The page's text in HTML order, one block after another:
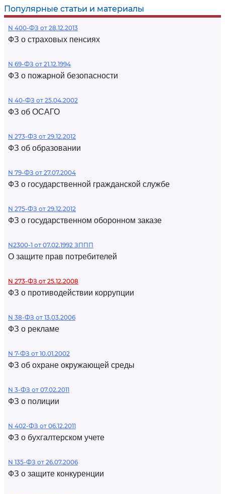
Популярные статьи и материалы
N 400-ФЗ от 28.12.2013
ФЗ о страховых пенсиях
N 69-ФЗ от 21.12.1994
ФЗ о пожарной безопасности
N 40-ФЗ от 25.04.2002
ФЗ об ОСАГО
N 273-ФЗ от 29.12.2012
ФЗ об образовании
N 79-ФЗ от 27.07.2004
ФЗ о государственной гражданской службе
N 275-ФЗ от 29.12.2012
ФЗ о государственном оборонном заказе
N2300-1 от 07.02.1992 ЗППП
О защите прав потребителей
N 273-ФЗ от 25.12.2008
ФЗ о противодействии коррупции
N 38-ФЗ от 13.03.2006
ФЗ о рекламе
N 7-ФЗ от 10.01.2002
ФЗ об охране окружающей среды
N 3-ФЗ от 07.02.2011
ФЗ о полиции
N 402-ФЗ от 06.12.2011
ФЗ о бухгалтерском учете
N 135-ФЗ от 26.07.2006
ФЗ о защите конкуренции